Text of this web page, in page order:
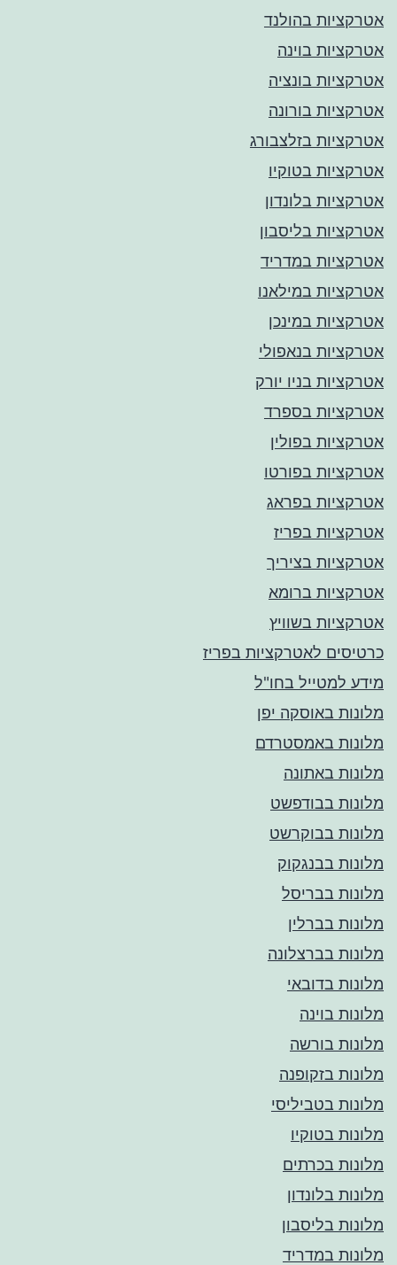
אטרקציות בהולנד
אטרקציות בוינה
אטרקציות בונציה
אטרקציות בורונה
אטרקציות בזלצבורג
אטרקציות בטוקיו
אטרקציות בלונדון
אטרקציות בליסבון
אטרקציות במדריד
אטרקציות במילאנו
אטרקציות במינכן
אטרקציות בנאפולי
אטרקציות בניו יורק
אטרקציות בספרד
אטרקציות בפולין
אטרקציות בפורטו
אטרקציות בפראג
אטרקציות בפריז
אטרקציות בציריך
אטרקציות ברומא
אטרקציות בשוויץ
כרטיסים לאטרקציות בפריז
מידע למטייל בחו"ל
מלונות באוסקה יפן
מלונות באמסטרדם
מלונות באתונה
מלונות בבודפשט
מלונות בבוקרשט
מלונות בבנגקוק
מלונות בבריסל
מלונות בברלין
מלונות בברצלונה
מלונות בדובאי
מלונות בוינה
מלונות בורשה
מלונות בזקופנה
מלונות בטביליסי
מלונות בטוקיו
מלונות בכרתים
מלונות בלונדון
מלונות בליסבון
מלונות במדריד